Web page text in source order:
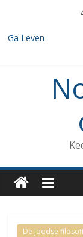
inhoud
Ga Leven
De de 7 geboden
enige vorm van
Het verzamelen
Wat kunnen
De Joodse